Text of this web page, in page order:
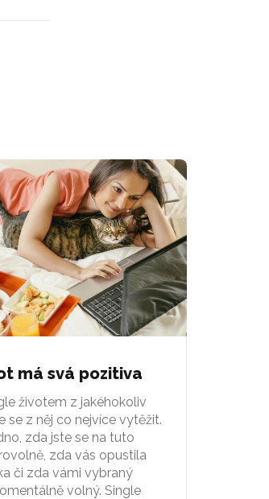
má svá pozitiva
životem z jakéhokoliv
se z něj co nejvíce vytěžit.
zda jste se na tuto
zda vás opustila
či zda vámi vybraný
volný. Single